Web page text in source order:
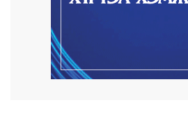
COP17-ын зочид,